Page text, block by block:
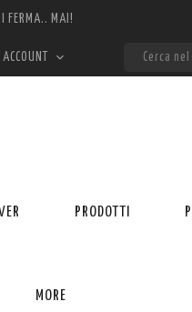
FERMA.. MAI!

PRODOTTI
MORE